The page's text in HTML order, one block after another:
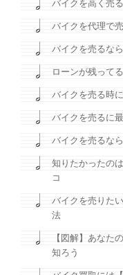
バイクを高く売
バイクを代理で
バイクを売るな
ローンが残って
バイクを売る時
バイクを売るに
バイクを売るな
知りたかったの
コ
バイクを売りた
法
【図解】あなた
知ろう